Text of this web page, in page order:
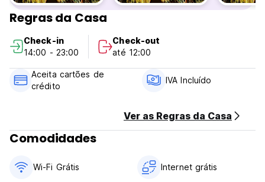
Regras da Casa
Check-in
14:00 - 23:00
Check-out
até 12:00
Aceita cartões de
crédito
IVA Incluído
Ver as Regras da Casa
Comodidades
Wi-Fi Grátis Internet grátis